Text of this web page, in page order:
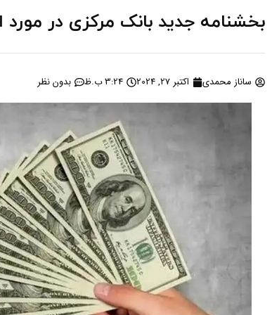
بخشنامه جدید بانک مرکزی در
ساناز محمدی اکتبر 27, 2024 3:24 ب.ظ بدون نظر